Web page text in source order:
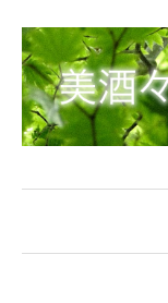
ン
テ
ン
ツ
ス
ッ